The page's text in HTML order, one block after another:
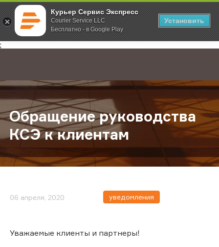
Курьер Сервис Экспресс
Courier Service LLC
Бесплатно - в Google Play
Установить
;
Главная О компании Новости Обращение руководства КСЭ к
Обращение руководства
КСЭ к клиентам
06 апреля, 2020 уведомления
Уважаемые клиенты и партнеры!